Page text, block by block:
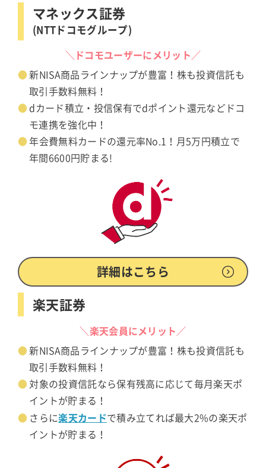
マネックス証券
(NTTドコモグループ)
＼ドコモユーザーにメリット／
新NISA商品ラインナップが豊富！株も投資信託も
取引手数料無料！
dカード積立・投信保有でdポイント還元などドコ
モ連携を強化中！
年会費無料カードの還元率No.1！月5万円積立で
年間6600円貯まる!
詳細はこちら
楽天証券
＼楽天会員にメリット／
新NISA商品ラインナップが豊富！株も投資信託も
取引手数料無料！
対象の投資信託なら保有残高に応じて毎月楽天ポ
イントが貯まる！
さらに楽天カードで積み立てれば最大2%の楽天ポ
イントが貯まる！